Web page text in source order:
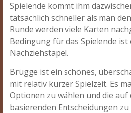
Spielende kommt ihm
tatsächlich schneller als man
Runde werden viele Karten
Bedingung für das Spielende ist
Nachziehstapel.
Brügge ist ein schönes,
mit relativ kurzer Spielzeit. Es
Optionen zu wählen und die auf
basierenden Entscheidungen